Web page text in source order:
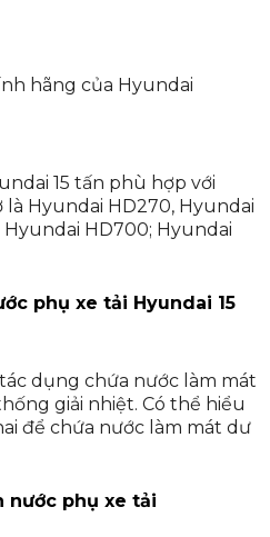
hãng của Hyundai
15 tấn phù hợp với
Hyundai HD270, Hyundai
Hyundai HD700; Hyundai
phụ xe tải Hyundai 15
dụng chứa nước làm mát
giải nhiệt. Có thể hiểu
để chứa nước làm mát dư
nước phụ xe tải